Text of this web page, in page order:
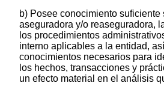
b) Posee conocimiento suficiente
aseguradora y/o reaseguradora,
los procedimientos
interno aplicables a la entidad,
conocimientos necesarios para
los hechos, transacciones y
un efecto material en el análisis